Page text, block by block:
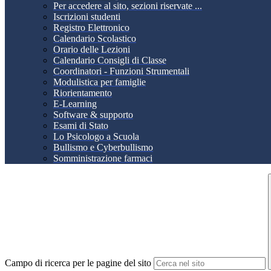
Per accedere al sito, sezioni riservate ...
Iscrizioni studenti
Registro Elettronico
Calendario Scolastico
Orario delle Lezioni
Calendario Consigli di Classe
Coordinatori - Funzioni Strumentali
Modulistica per famiglie
Riorientamento
E-Learning
Software & supporto
Esami di Stato
Lo Psicologo a Scuola
Bullismo e Cyberbullismo
Somministrazione farmaci
Campo di ricerca per le pagine del sito